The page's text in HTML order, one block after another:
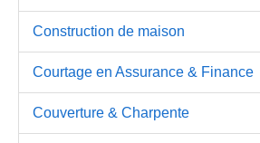
Construction de maison
Courtage en Assurance & Finance
Couverture & Charpente